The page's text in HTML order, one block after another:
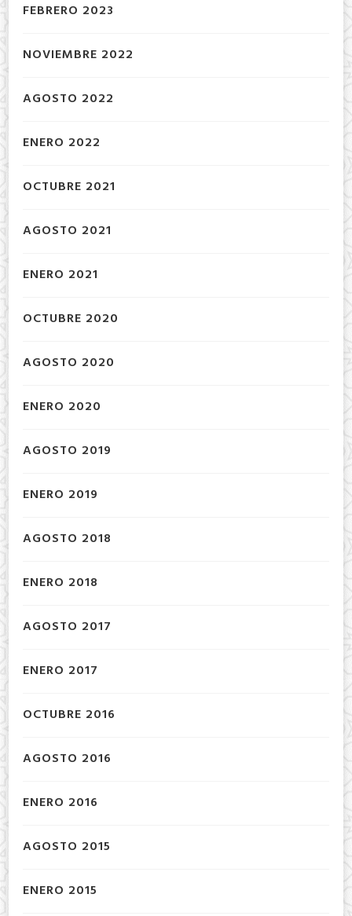
FEBRERO 2023
NOVIEMBRE 2022
AGOSTO 2022
ENERO 2022
OCTUBRE 2021
AGOSTO 2021
ENERO 2021
OCTUBRE 2020
AGOSTO 2020
ENERO 2020
AGOSTO 2019
ENERO 2019
AGOSTO 2018
ENERO 2018
AGOSTO 2017
ENERO 2017
OCTUBRE 2016
AGOSTO 2016
ENERO 2016
AGOSTO 2015
ENERO 2015